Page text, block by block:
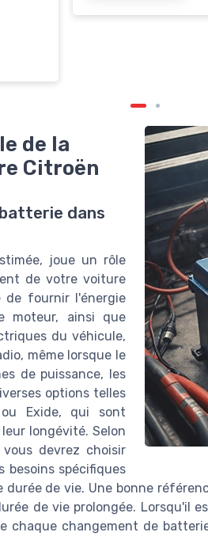
de la
Citroën
dans
joue un rôle
de votre voiture
de fournir l'énergie
moteur, ainsi que
du véhicule,
même lorsque le
de puissance, les
options telles
Exide, qui sont
longévité. Selon
devrez choisir
besoins spécifiques
durée de vie. Une bonne
de vie prolongée. Lorsqu'il
chaque changement de